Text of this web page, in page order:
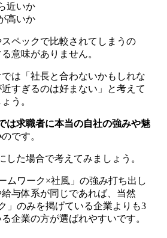
近いか
高いか
スペックで比較されてしまうの
意味がありません。
は「社長と合わないかもしれな
すぎるのは好まない」と考えて
う。
は求職者に本当の自社の強みや魅
のです。
した場合で考えてみましょう。
ムワーク×社風」の強み打ち出し
与体系が同じであれば、当然
」のみを掲げている企業よりも3
企業の方が選ばれやすいです。